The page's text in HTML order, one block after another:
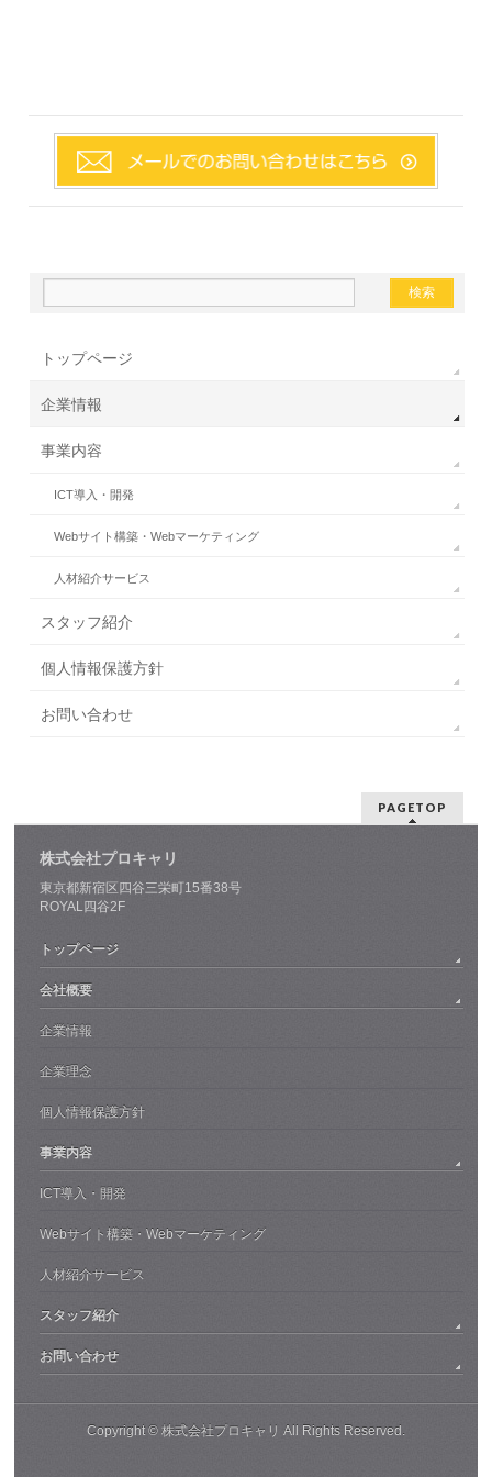
トップページ
企業情報
事業内容
ICT導入・開発
Webサイト構築・Webマーケティング
人材紹介サービス
スタッフ紹介
個人情報保護方針
お問い合わせ
PAGETOP
株式会社プロキャリ
東京都新宿区四谷三栄町15番38号
ROYAL四谷2F
トップページ
会社概要
企業情報
企業理念
個人情報保護方針
事業内容
ICT導入・開発
Webサイト構築・Webマーケティング
人材紹介サービス
スタッフ紹介
お問い合わせ
Copyright © 株式会社プロキャリ All Rights Reserved.